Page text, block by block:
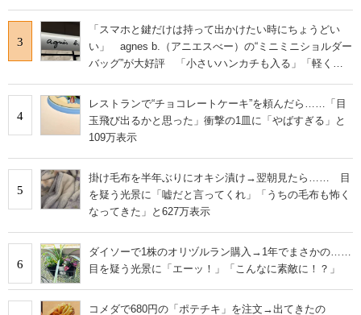
3
「スマホと鍵だけは持って出かけたい時にちょうどい
い」 agnes b.（アニエスべー）の“ミニミニショルダー
バッグ”が大好評 「小さいハンカチも入る」「軽くて
4
レストランで“チョコレートケーキ”を頼んだら……「目
玉飛び出るかと思った」衝撃の1皿に「やばすぎる」と
109万表示
5
掛け毛布を半年ぶりにオキシ漬け→翌朝見たら…… 目
を疑う光景に「嘘だと言ってくれ」「うちの毛布も怖く
なってきた」と627万表示
6
ダイソーで1株のオリヅルラン購入→1年でまさかの……
目を疑う光景に「エーッ！」「こんなに素敵に！？」
コメダで680円の「ポテチキ」を注文→出てきたの